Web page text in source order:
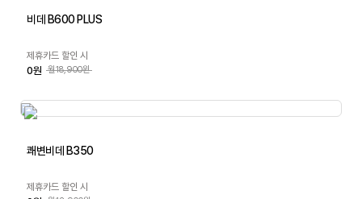
비데 B600 PLUS
제휴카드 할인 시
0원 월18,900원
쾌변비데 B350
제휴카드 할인 시